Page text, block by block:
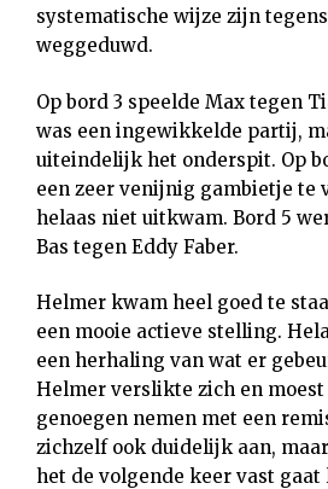
systematische wijze zijn
weggeduwd.
Op bord 3 speelde Max tegen
was een ingewikkelde partij,
uiteindelijk het onderspit. Op
een zeer venijnig gambietje te
helaas niet uitkwam. Bord 5
Bas tegen Eddy Faber.
Helmer kwam heel goed te
een mooie actieve stelling.
een herhaling van wat er
Helmer verslikte zich en
genoegen nemen met een
zichzelf ook duidelijk aan,
het de volgende keer vast